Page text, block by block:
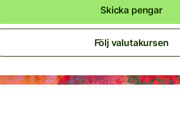
Skicka pengar
Följ valutakursen